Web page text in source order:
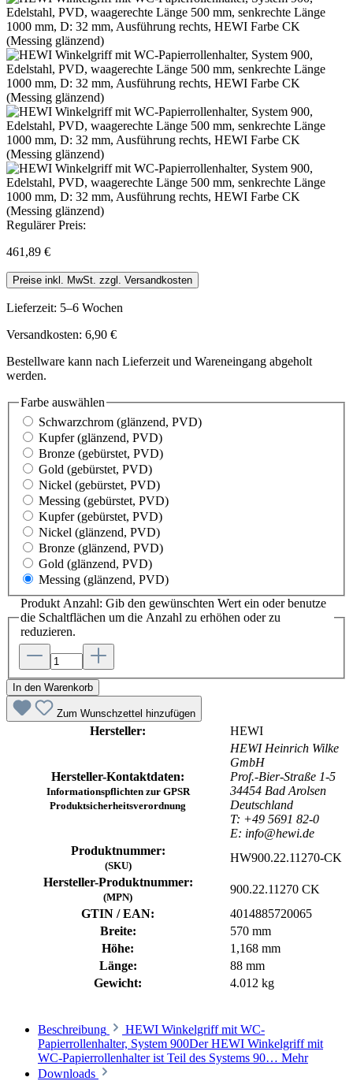
Regulärer Preis:
461,89 €
Preise inkl. MwSt. zzgl. Versandkosten
Lieferzeit: 5–6 Wochen
Versandkosten: 6,90 €
Bestellware kann nach Lieferzeit und Wareneingang abgeholt
werden.
Farbe auswählen
Schwarzchrom (glänzend, PVD)
Kupfer (glänzend, PVD)
Bronze (gebürstet, PVD)
Gold (gebürstet, PVD)
Nickel (gebürstet, PVD)
Messing (gebürstet, PVD)
Kupfer (gebürstet, PVD)
Nickel (glänzend, PVD)
Bronze (glänzend, PVD)
Gold (glänzend, PVD)
Messing (glänzend, PVD)
Produkt Anzahl: Gib den gewünschten Wert ein oder benutze
die Schaltflächen um die Anzahl zu erhöhen oder zu
reduzieren.
In den Warenkorb
Zum Wunschzettel hinzufügen
Hersteller: HEWI
Hersteller-Kontaktdaten:
Informationspflichten zur GPSR
Produktsicherheitsverordnung
HEWI Heinrich Wilke
GmbH
Prof.-Bier-Straße 1-5
34454 Bad Arolsen
Deutschland
T: +49 5691 82-0
E: info@hewi.de
Produktnummer:
(SKU)
HW900.22.11270-CK
Hersteller-Produktnummer:
(MPN)
900.22.11270 CK
GTIN / EAN:
4014885720065
Breite:
570 mm
Höhe:
1,168 mm
Länge:
88 mm
Gewicht:
4.012 kg
Beschreibung
HEWI Winkelgriff mit WC-
Papierrollenhalter, System 900Der HEWI Winkelgriff mit
WC-Papierrollenhalter ist Teil des Systems 90… Mehr
Downloads